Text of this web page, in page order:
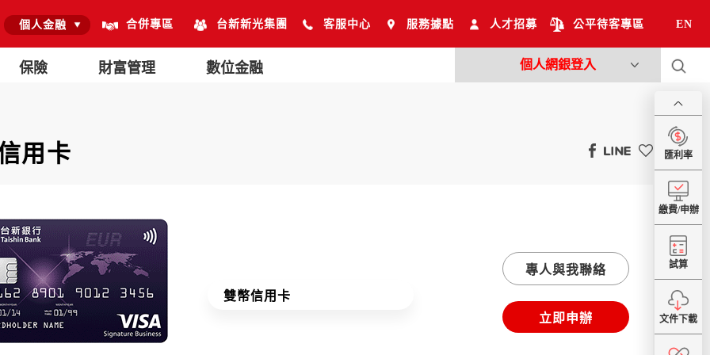
保險 財富管理 數位金融 個人網銀登入
匯利率
繳費/申辦
試算
文件下載
個人金融 合併專區 台新新光集團 客服中心 服務據點 人才招募 公平待客專區 EN
用卡
雙幣信用卡
專人與我聯絡
立即申辦